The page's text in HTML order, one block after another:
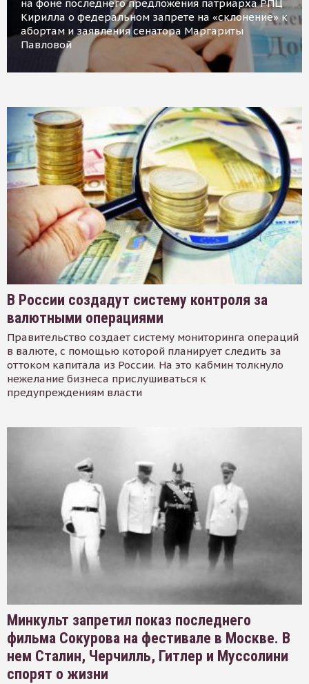
на фоне последнего предложения патриарха РПЦ
Кирилла о федеральном запрете на «склонение» к
абортам и заявления сенатора Маргариты
Павловой
В России создадут систему контроля за
валютными операциями
Правительство создает систему мониторинга операций
в валюте, с помощью которой планирует следить за
оттоком капитала из России. На это кабмин толкнуло
нежелание бизнеса прислушиваться к
предупреждениям власти
Минкульт запретил показ последнего
фильма Сокурова на фестивале в Москве. В
нем Сталин, Черчилль, Гитлер и Муссолини
спорят о жизни